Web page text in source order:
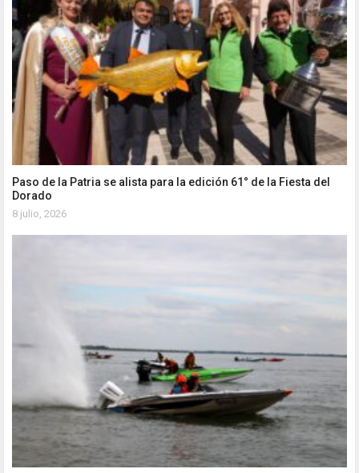
Paso de la Patria se alista para la edición 61° de la Fiesta del
Dorado
8 julio, 2026